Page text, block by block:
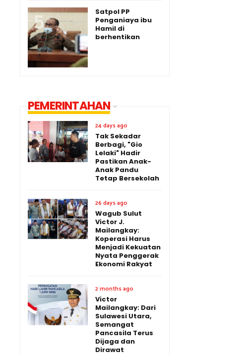
Satpol PP
Penganiaya ibu
Hamil di
berhentikan
PEMERINTAHAN
24 days ago
Tak Sekadar
Berbagi, "Gio
Lelaki" Hadir
Pastikan Anak-
Anak Pandu
Tetap Bersekolah
26 days ago
Wagub Sulut
Victor J.
Mailangkay:
Koperasi Harus
Menjadi Kekuatan
Nyata Penggerak
Ekonomi Rakyat
2 months ago
Victor
Mailangkay: Dari
Sulawesi Utara,
Semangat
Pancasila Terus
Dijaga dan
Dirawat